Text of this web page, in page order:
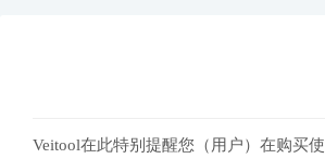
Veitool在此特别提醒您（用户）在购买